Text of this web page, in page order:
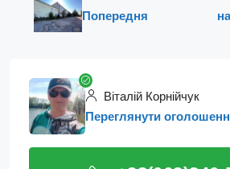
Попередня
Віталій Корнійчук
Переглянути